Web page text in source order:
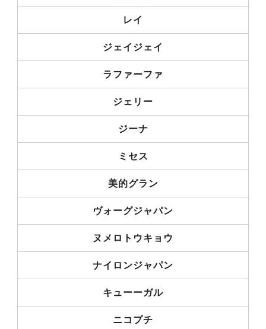
レイ
ジェイジェイ
ラファーファ
ジェリー
ジーナ
ミセス
美的グラン
ヴォーグジャパン
ヌメロトウキョウ
ナイロンジャパン
キューーガル
ニコプチ